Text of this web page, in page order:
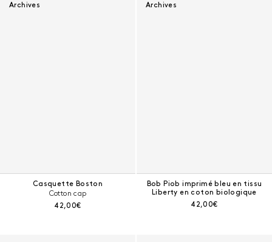
Archives
Casquette Boston
Cotton cap
Prix courant :
42,00€
Archives
Bob Piob imprimé bleu en tissu
Liberty en coton biologique
Prix courant :
42,00€